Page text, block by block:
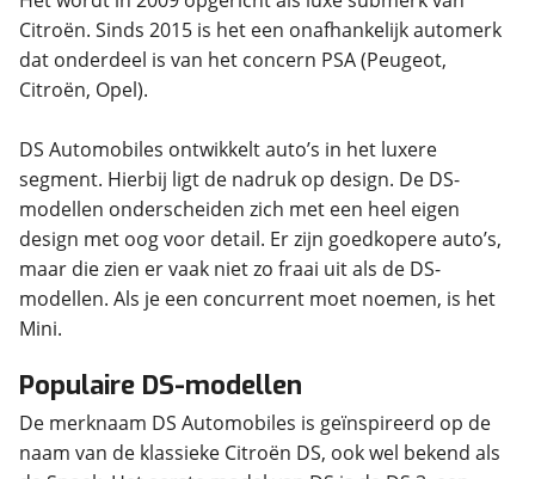
Citroën. Sinds 2015 is het een onafhankelijk automerk
dat onderdeel is van het concern PSA (Peugeot,
Citroën, Opel).
DS Automobiles ontwikkelt auto’s in het luxere
segment. Hierbij ligt de nadruk op design. De DS-
modellen onderscheiden zich met een heel eigen
design met oog voor detail. Er zijn goedkopere auto’s,
maar die zien er vaak niet zo fraai uit als de DS-
modellen. Als je een concurrent moet noemen, is het
Mini.
Populaire DS-modellen
De merknaam DS Automobiles is geïnspireerd op de
naam van de klassieke Citroën DS, ook wel bekend als